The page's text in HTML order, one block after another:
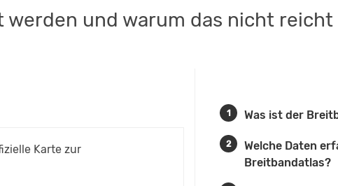
werden und warum das nicht reicht
Karte zur
Was ist der
Welche Daten
Breitbandatlas?